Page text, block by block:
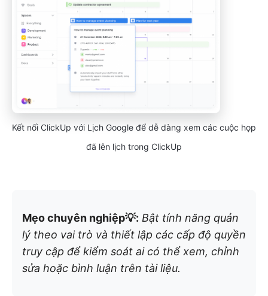
Kết nối ClickUp với Lịch Google để dễ dàng xem các cuộc họp
đã lên lịch trong ClickUp
Mẹo chuyên nghiệp💡: Bật tính năng quản
lý theo vai trò và thiết lập các cấp độ quyền
truy cập để kiểm soát ai có thể xem, chỉnh
sửa hoặc bình luận trên tài liệu.